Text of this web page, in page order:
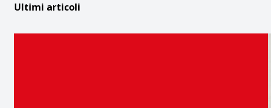
Ultimi articoli